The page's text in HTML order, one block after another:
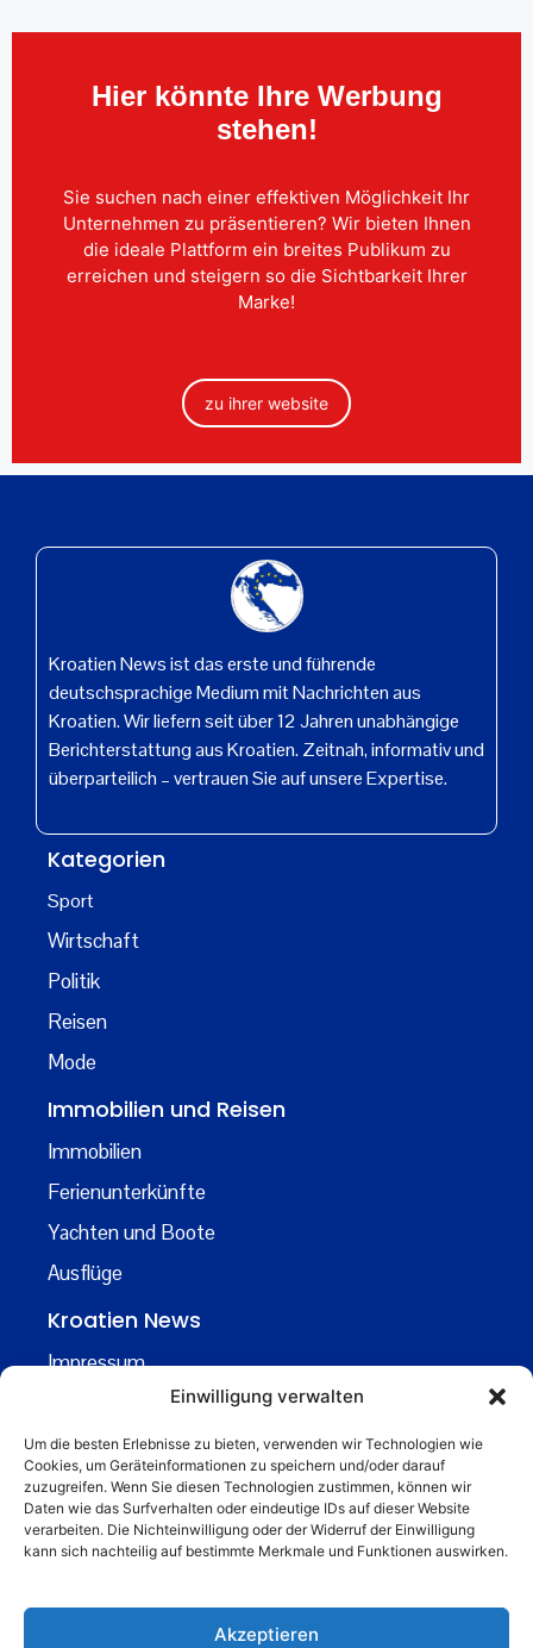
Einwilligung verwalten
Um die besten Erlebnisse zu bieten, verwenden wir Technologien wie
Cookies, um Geräteinformationen zu speichern und/oder darauf
zuzugreifen. Wenn Sie diesen Technologien zustimmen, können wir
Daten wie das Surfverhalten oder eindeutige IDs auf dieser Website
verarbeiten. Die Nichteinwilligung oder der Widerruf der Einwilligung
kann sich nachteilig auf bestimmte Merkmale und Funktionen auswirken.
Akzeptieren
Hier könnte Ihre Werbung
stehen!
Sie suchen nach einer effektiven Möglichkeit Ihr
Unternehmen zu präsentieren? Wir bieten Ihnen
die ideale Plattform ein breites Publikum zu
erreichen und steigern so die Sichtbarkeit Ihrer
Marke!
zu ihrer website
Kroatien News ist das erste und führende
deutschsprachige Medium mit Nachrichten aus
Kroatien. Wir liefern seit über 12 Jahren unabhängige
Berichterstattung aus Kroatien. Zeitnah, informativ und
überparteilich – vertrauen Sie auf unsere Expertise.
Kategorien
Sport
Wirtschaft
Politik
Reisen
Mode
Immobilien und Reisen
Immobilien
Ferienunterkünfte
Yachten und Boote
Ausflüge
Kroatien News
Impressum
Kontakt
Über uns
Business